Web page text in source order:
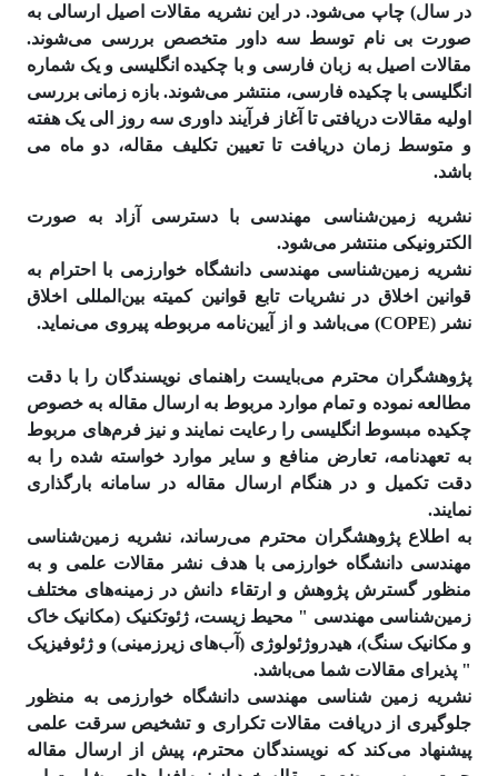
در سال) چاپ می‌شود. در این نشریه مقالات اصیل ارسالی به
صورت بی نام توسط سه داور متخصص بررسی می‌شوند.
مقالات اصیل به زبان فارسی و با چکیده انگلیسی و یک شماره
انگلیسی با چکیده فارسی، منتشر می‌شوند. بازه زمانی بررسی
اولیه مقالات دریافتی تا آغاز فرآیند داوری سه روز الی یک هفته
و متوسط زمان دریافت تا تعیین تکلیف مقاله، دو ماه می
باشد.
نشریه زمین‌شناسی مهندسی با دسترسی آزاد به صورت
الکترونیکی منتشر می‌شود.
نشریه زمین‌شناسی مهندسی دانشگاه خوارزمی با احترام به
قوانین اخلاق در نشریات تابع قوانین کمیته بین‌المللی اخلاق
نشر (COPE) می‌باشد و از آیین‌نامه مربوطه پیروی می‌نماید.
پژوهشگران محترم می‌بایست راهنمای نویسندگان را با دقت
مطالعه نموده و تمام موارد مربوط به ارسال مقاله به خصوص
چکیده مبسوط انگلیسی را رعایت نمایند و نیز فرم‌های مربوط
به تعهدنامه، تعارض منافع و سایر موارد خواسته شده را به
دقت تکمیل و در هنگام ارسال مقاله در سامانه بارگذاری
نمایند.
به اطلاع پژوهشگران محترم می‌رساند، نشریه زمین‌شناسی
مهندسی دانشگاه خوارزمی با هدف نشر مقالات علمی و به
منظور گسترش پژوهش و ارتقاء دانش در زمینه‌های مختلف
زمین‌شناسی مهندسی " محیط زیست، ژئوتکنیک (مکانیک خاک
و مکانیک سنگ)، هیدروژئولوژی (آب‌های زیرزمینی) و ژئوفیزیک
" پذیرای مقالات شما می‌باشد.
نشریه زمین شناسی مهندسی دانشگاه خوارزمی به منظور
جلوگیری از دریافت مقالات تکراری و تشخیص سرقت علمی
پیشنهاد می‌کند که نویسندگان محترم، پیش از ارسال مقاله